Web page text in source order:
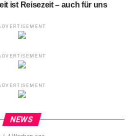
ist Reisezeit – auch für uns
NEWS